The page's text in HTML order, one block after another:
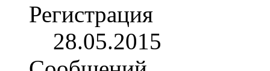
Регистрация
28.05.2015